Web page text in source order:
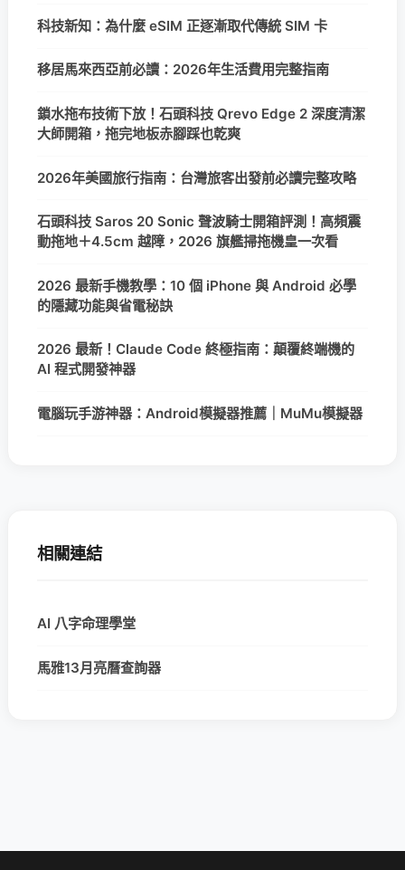
科技新知：為什麼 eSIM 正逐漸取代傳統 SIM 卡
移居馬來西亞前必讀：2026年生活費用完整指南
鎖水拖布技術下放！石頭科技 Qrevo Edge 2 深度清潔
大師開箱，拖完地板赤腳踩也乾爽
2026年美國旅行指南：台灣旅客出發前必讀完整攻略
石頭科技 Saros 20 Sonic 聲波騎士開箱評測！高頻震
動拖地＋4.5cm 越障，2026 旗艦掃拖機皇一次看
2026 最新手機教學：10 個 iPhone 與 Android 必學
的隱藏功能與省電秘訣
2026 最新！Claude Code 終極指南：顛覆終端機的
AI 程式開發神器
電腦玩手游神器：Android模擬器推薦｜MuMu模擬器
相關連結
AI 八字命理學堂
馬雅13月亮曆查詢器